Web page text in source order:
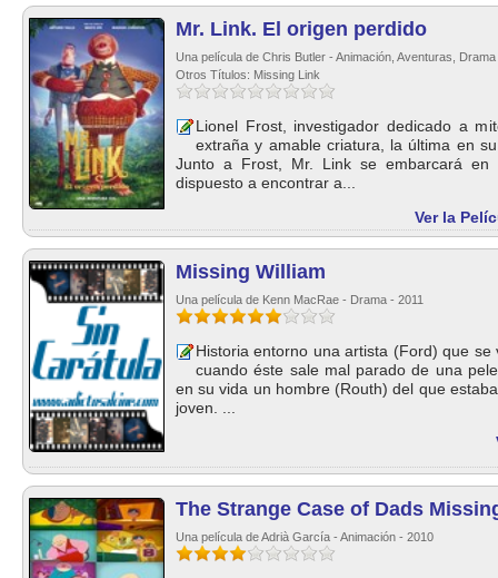
Mr. Link. El origen perdido
Una película de Chris Butler - Animación, Aventuras,
Otros Títulos: Missing Link
Lionel Frost, investigador dedicado a
extraña y amable criatura, la última en
Junto a Frost, Mr. Link se embarcará en
dispuesto a encontrar a...
Ver la
Missing William
Una película de Kenn MacRae - Drama - 2011
Historia entorno una artista (Ford) que
cuando éste sale mal parado de una
en su vida un hombre (Routh) del que
joven. ...
The Strange Case of Dads
Una película de Adrià García - Animación - 2010